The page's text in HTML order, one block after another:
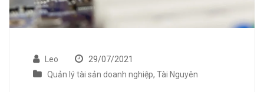
Leo
29/07/2021
Quản lý tài sản doanh nghiệp, Tài Nguyên